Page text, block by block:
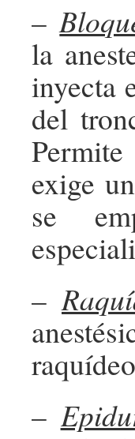
–
la
inyecta
del
exige
se
–
–